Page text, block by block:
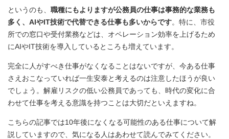
というのも、 職種にもよりますが公務員の仕事は事務的な業務も
多く、AIやIT技術で代替できる仕事も多いからです。特に、市役
所での窓口や受付業務などは、オペレーション効率を上げるため
にAIやIT技術を導入しているところも増えています。
完全に人がすべき仕事がなくなることはないですが、今ある仕事
さえおこなっていれば一生安泰と考えるのは注意したほうが良い
でしょう。解雇リスクの低い公務員であっても、時代の変化に合
わせて仕事を考える意識を持つことは大切だといえますね。
こちらの記事では10年後になくなる可能性のある仕事について解
説していますので、気になる人はあわせて読んでみてください。